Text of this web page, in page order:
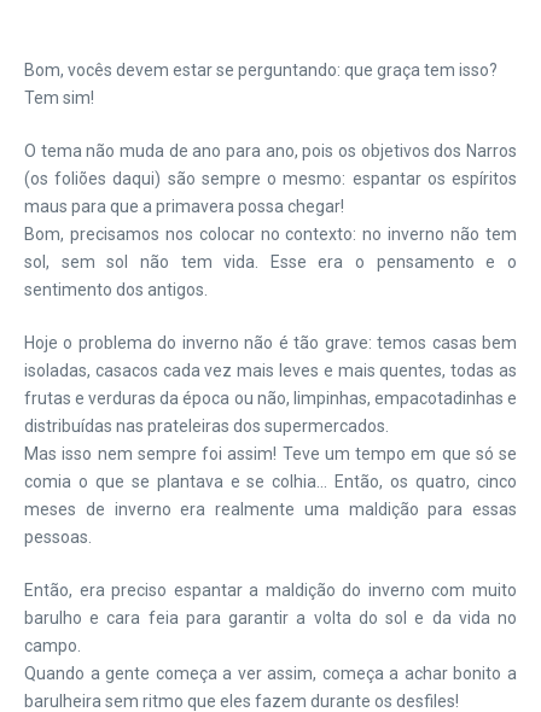
Bom, vocês devem estar se perguntando: que graça tem isso?
Tem sim!
O tema não muda de ano para ano, pois os objetivos dos Narros
(os foliões daqui) são sempre o mesmo: espantar os espíritos
maus para que a primavera possa chegar!
Bom, precisamos nos colocar no contexto: no inverno não tem
sol, sem sol não tem vida. Esse era o pensamento e o
sentimento dos antigos.
Hoje o problema do inverno não é tão grave: temos casas bem
isoladas, casacos cada vez mais leves e mais quentes, todas as
frutas e verduras da época ou não, limpinhas, empacotadinhas e
distribuídas nas prateleiras dos supermercados.
Mas isso nem sempre foi assim! Teve um tempo em que só se
comia o que se plantava e se colhia… Então, os quatro, cinco
meses de inverno era realmente uma maldição para essas
pessoas.
Então, era preciso espantar a maldição do inverno com muito
barulho e cara feia para garantir a volta do sol e da vida no
campo.
Quando a gente começa a ver assim, começa a achar bonito a
barulheira sem ritmo que eles fazem durante os desfiles!